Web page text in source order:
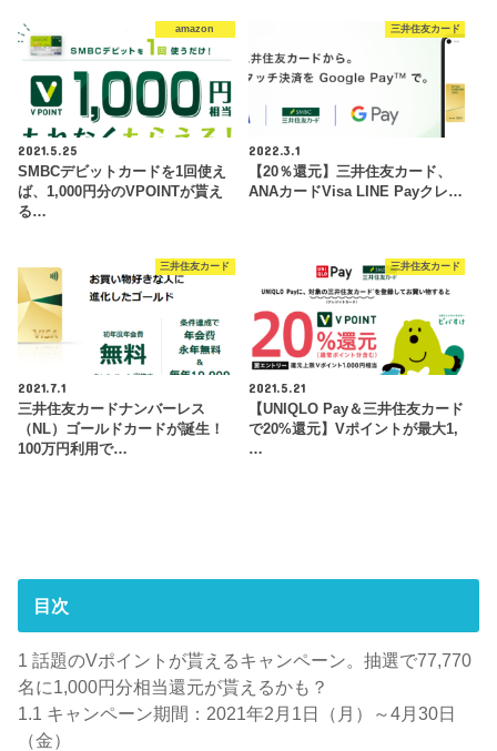
amazon
2021.5.25
SMBCデビットカードを1回使え
ば、1,000円分のVPOINTが貰え
る…
三井住友カード
2022.3.1
【20％還元】三井住友カード、
ANAカードVisa LINE Payクレ…
三井住友カード
2021.7.1
三井住友カードナンバーレス
（NL）ゴールドカードが誕生！
100万円利用で…
三井住友カード
2021.5.21
【UNIQLO Pay＆三井住友カード
で20%還元】Vポイントが最大1,
…
目次
1 話題のVポイントが貰えるキャンペーン。抽選で77,770
名に1,000円分相当還元が貰えるかも？
1.1 キャンペーン期間：2021年2月1日（月）～4月30日
（金）